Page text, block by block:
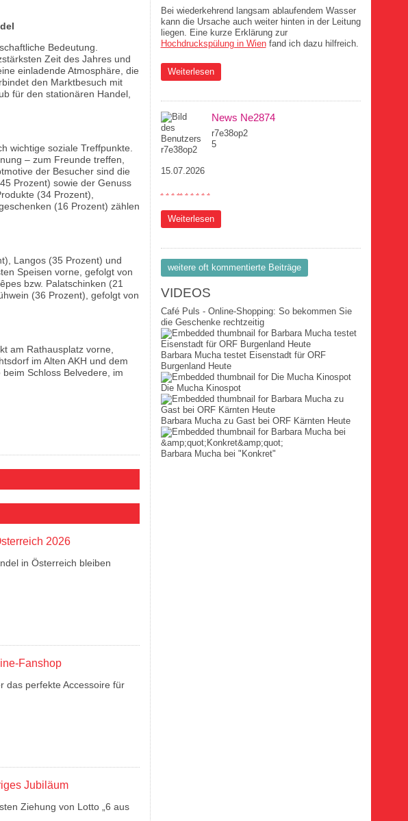
Bedeutung.
Zeit des Jahres und
einladende Atmosphäre, die
den Marktbesuch mit
für den stationären Handel,
wichtige soziale Treffpunkte.
– zum Freunde treffen,
der Besucher sind die
Prozent) sowie der Genuss
(34 Prozent),
(16 Prozent) zählen
Langos (35 Prozent) und
Speisen vorne, gefolgt von
bzw. Palatschinken (21
(36 Prozent), gefolgt von
am Rathausplatz vorne,
im Alten AKH und dem
beim Schloss Belvedere, im
2026
in Österreich bleiben
Fanshop
das perfekte Accessoire für
Jubiläum
Ziehung von Lotto „6 aus
Bei wiederkehrend langsam ablaufendem Wasser
kann die Ursache auch weiter hinten in der Leitung
liegen. Eine kurze Erklärung zur
Hochdruckspülung in Wienfand ich dazu hilfreich.
Weiterlesen
über Wiederkehrende Probleme mit langsam
ablaufendem Wasser
News Ne2874
r7e38op2
5
15.07.2026
Weiterlesen
über News Ne2874
weitere oft kommentierte Beiträge
VIDEOS
Café Puls - Online-Shopping: So bekommen Sie
die Geschenke rechtzeitig
Barbara Mucha testet Eisenstadt für ORF
Burgenland Heute
Die Mucha Kinospot
Barbara Mucha zu Gast bei ORF Kärnten Heute
Barbara Mucha bei "Konkret"